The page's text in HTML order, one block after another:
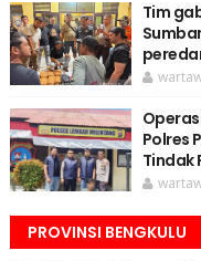
Tim
Polres
Tindak
PROVINSI BENGKULU